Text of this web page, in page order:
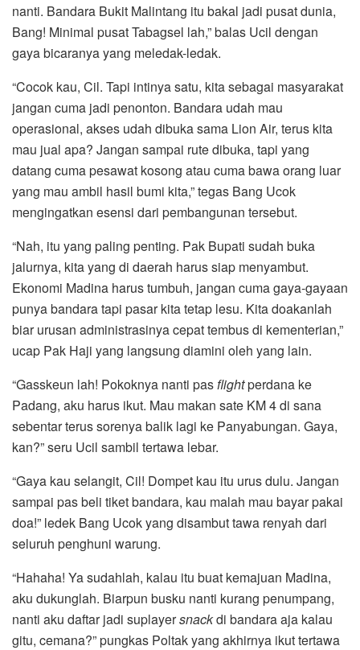
nanti. Bandara Bukit Malintang itu bakal jadi pusat dunia,
Bang! Minimal pusat Tabagsel lah,” balas Ucil dengan
gaya bicaranya yang meledak-ledak.
“Cocok kau, Cil. Tapi intinya satu, kita sebagai masyarakat
jangan cuma jadi penonton. Bandara udah mau
operasional, akses udah dibuka sama Lion Air, terus kita
mau jual apa? Jangan sampai rute dibuka, tapi yang
datang cuma pesawat kosong atau cuma bawa orang luar
yang mau ambil hasil bumi kita,” tegas Bang Ucok
mengingatkan esensi dari pembangunan tersebut.
“Nah, itu yang paling penting. Pak Bupati sudah buka
jalurnya, kita yang di daerah harus siap menyambut.
Ekonomi Madina harus tumbuh, jangan cuma gaya-gayaan
punya bandara tapi pasar kita tetap lesu. Kita doakanlah
biar urusan administrasinya cepat tembus di kementerian,”
ucap Pak Haji yang langsung diamini oleh yang lain.
“Gasskeun lah! Pokoknya nanti pasflightperdana ke
Padang, aku harus ikut. Mau makan sate KM 4 di sana
sebentar terus sorenya balik lagi ke Panyabungan. Gaya,
kan?” seru Ucil sambil tertawa lebar.
“Gaya kau selangit, Cil! Dompet kau itu urus dulu. Jangan
sampai pas beli tiket bandara, kau malah mau bayar pakai
doa!” ledek Bang Ucok yang disambut tawa renyah dari
seluruh penghuni warung.
“Hahaha! Ya sudahlah, kalau itu buat kemajuan Madina,
aku dukunglah. Biarpun busku nanti kurang penumpang,
nanti aku daftar jadi suplayersnackdi bandara aja kalau
gitu, cemana?” pungkas Poltak yang akhirnya ikut tertawa